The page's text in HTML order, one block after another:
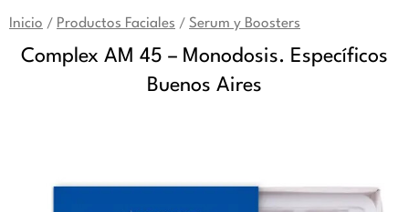
Inicio / Productos Faciales / Serum y Boosters
Complex AM 45 – Monodosis. Específicos
Buenos Aires